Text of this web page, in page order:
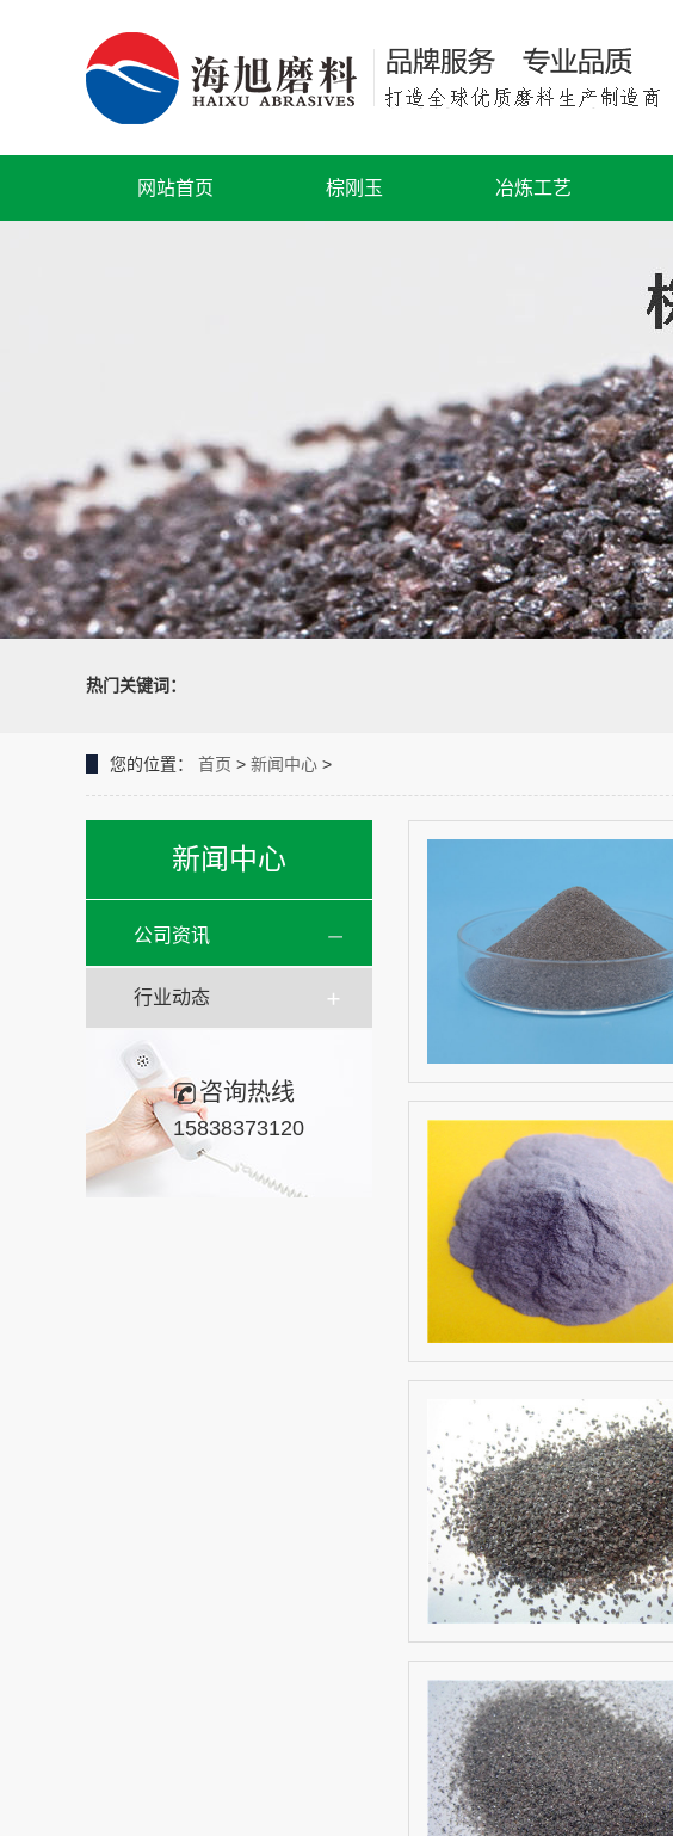
网站首页 棕刚玉 冶炼工艺
热门关键词：
您的位置： 首页 > 新闻中心 >
新闻中心
公司资讯
行业动态
咨询热线
15838373120